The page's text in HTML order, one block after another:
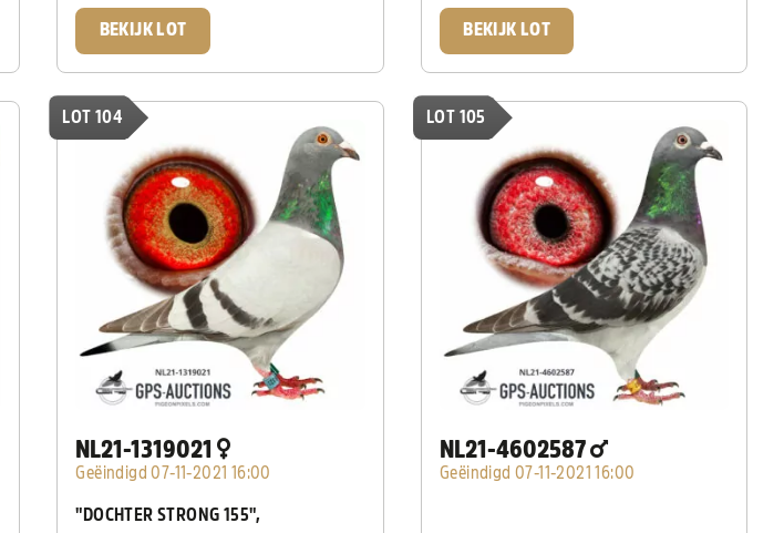
BEKIJK LOT BEKIJK LOT
LOT 104
NL21-1319021
Geëindigd 07-11-2021 16:00
"DOCHTER STRONG 155",
LOT 105
NL21-4602587
Geëindigd 07-11-2021 16:00